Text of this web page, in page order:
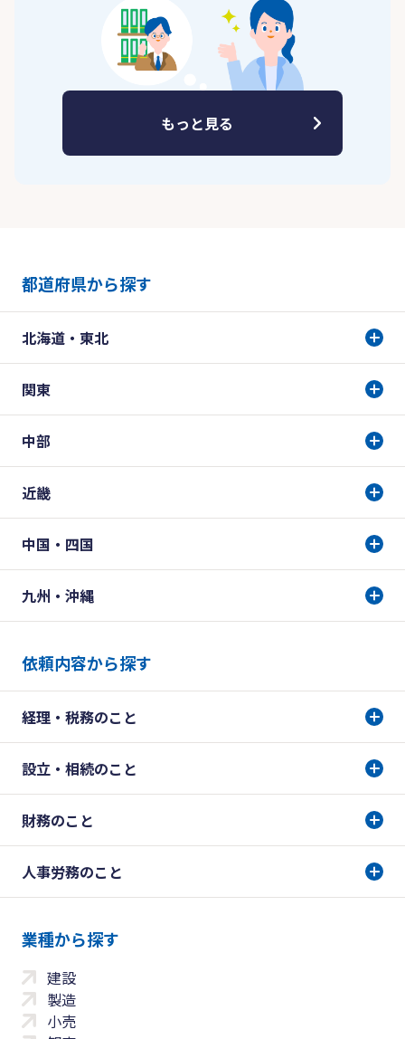
もっと見る
都道府県から探す
北海道・東北
関東
中部
近畿
中国・四国
九州・沖縄
依頼内容から探す
経理・税務のこと
設立・相続のこと
財務のこと
人事労務のこと
業種から探す
建設
製造
小売